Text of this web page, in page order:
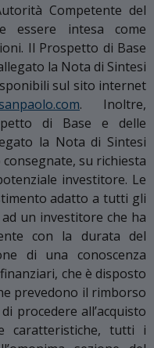
Competente del
essere intesa come
Il Prospetto di Base
la Nota di Sintesi
sul sito internet
. Inoltre,
di Base e delle
la Nota di Sintesi
su richiesta
investitore. Le
adatto a tutti gli
un investitore che ha
con la durata del
di una conoscenza
che è disposto
prevedono il rimborso
procedere all’acquisto
caratteristiche, tutti i